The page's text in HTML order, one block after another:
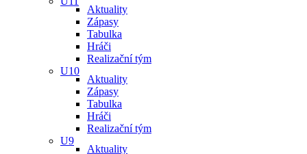
Aktuality
Zápasy
Tabulka
Hráči
Realizační tým
U10
Aktuality
Zápasy
Tabulka
Hráči
Realizační tým
U9
Aktuality